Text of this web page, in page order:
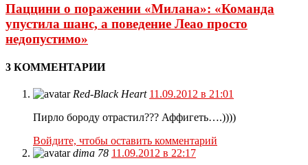
Паццини о поражении «Милана»: «Команда
упустила шанс, а поведение Леао просто
недопустимо»
3 КОММЕНТАРИИ
Red-Black Heart 11.09.2012 в 21:01
Пирло бороду отрастил??? Аффигеть….))))
Войдите, чтобы оставить комментарий
dima 78 11.09.2012 в 22:17